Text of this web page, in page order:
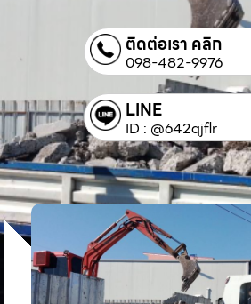
ติดต่อเรา คลิก
098-482-9976
LINE
ID : @642qjflr